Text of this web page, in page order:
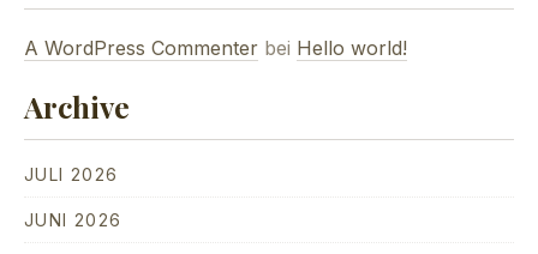
A WordPress Commenter bei Hello world!
Archive
JULI 2026
JUNI 2026